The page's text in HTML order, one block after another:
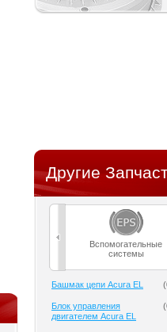
Другие
Вспомогательные
системы
Башмак цепи Acura EL (
Блок управления
двигателем Acura EL
(